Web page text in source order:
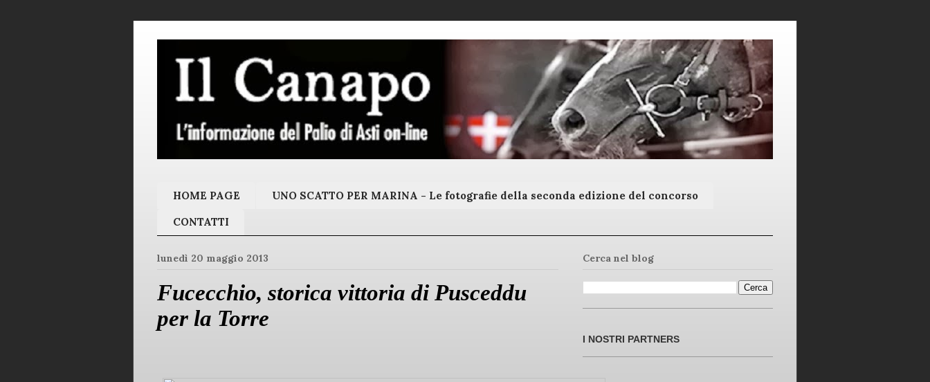
HOME PAGE UNO SCATTO PER MARINA - Le fotografie della seconda edizione del concorso
CONTATTI
lunedì 20 maggio 2013
Fucecchio, storica vittoria di Pusceddu
per la Torre
Cerca nel blog
I NOSTRI PARTNERS